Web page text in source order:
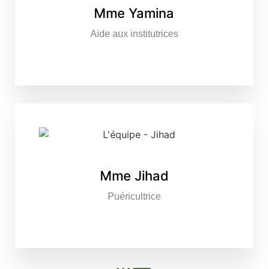
Mme Yamina
Aide aux institutrices
Mme Jihad
Puéricultrice